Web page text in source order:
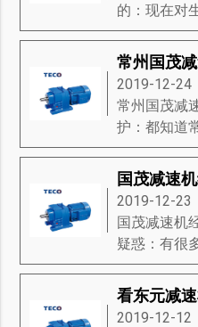
的：现在对
2019-12-24
常州国茂减
护：都知道
2019-12-23
国茂减速机
疑惑：有很
2019-12-12